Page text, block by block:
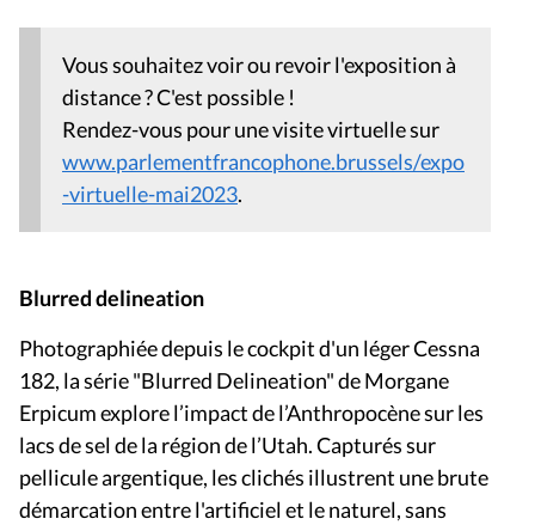
Vous souhaitez voir ou revoir l'exposition à
distance ? C'est possible !
Rendez-vous pour une visite virtuelle sur
www.parlementfrancophone.brussels/expo
-virtuelle-mai2023.
Blurred delineation
Photographiée depuis le cockpit d'un léger Cessna
182, la série "Blurred Delineation" de Morgane
Erpicum explore l’impact de l’Anthropocène sur les
lacs de sel de la région de l’Utah. Capturés sur
pellicule argentique, les clichés illustrent une brute
démarcation entre l'artificiel et le naturel, sans